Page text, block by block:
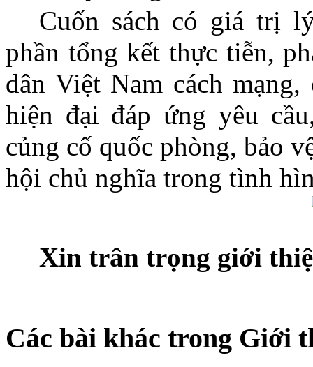
Cuốn sách có giá trị
phần tổng kết thực tiễn,
dân Việt Nam cách
hiện đại đáp ứng yêu
củng cố quốc phòng, bảo
hội chủ nghĩa trong tình
Xin trân trọng giới
Các bài khác trong Giới